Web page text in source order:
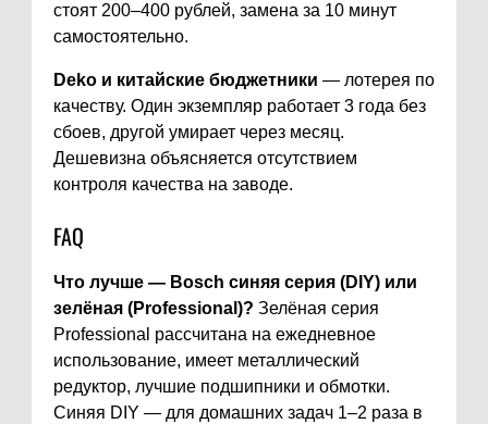
стоят 200–400 рублей, замена за 10 минут
самостоятельно.
Deko и китайские бюджетники — лотерея по
качеству. Один экземпляр работает 3 года без
сбоев, другой умирает через месяц.
Дешевизна объясняется отсутствием
контроля качества на заводе.
FAQ
Что лучше — Bosch синяя серия (DIY) или
зелёная (Professional)? Зелёная серия
Professional рассчитана на ежедневное
использование, имеет металлический
редуктор, лучшие подшипники и обмотки.
Синяя DIY — для домашних задач 1–2 раза в